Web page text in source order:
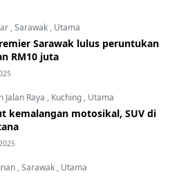
,Sarawak, Utama
Sarawak lulus peruntukan
RM10 juta
Jalan Raya , Kuching, Utama
kemalangan motosikal, SUV di
,Sarawak, Utama